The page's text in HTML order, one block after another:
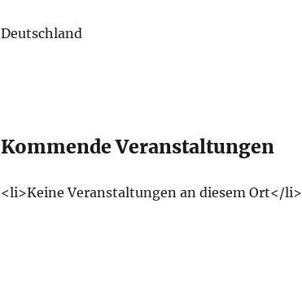
Deutschland
Kommende Veranstaltungen
<li>Keine Veranstaltungen an diesem Ort</li>